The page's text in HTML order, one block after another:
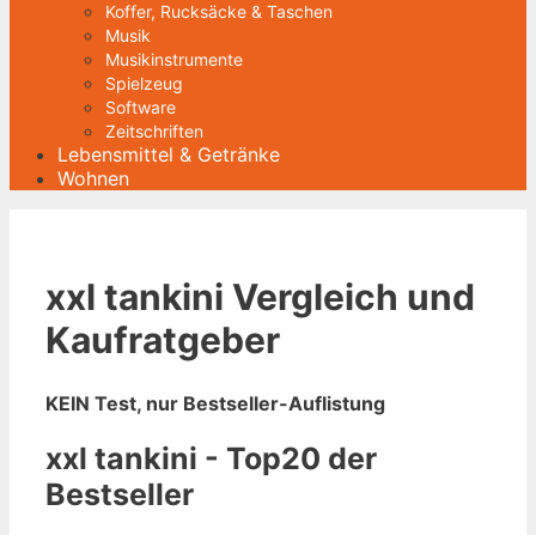
Koffer, Rucksäcke & Taschen
Musik
Musikinstrumente
Spielzeug
Software
Zeitschriften
Lebensmittel & Getränke
Wohnen
xxl tankini Vergleich und
Kaufratgeber
KEIN Test, nur Bestseller-Auflistung
xxl tankini - Top20 der
Bestseller